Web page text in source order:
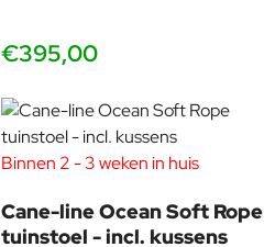
€395,00
Binnen 2 - 3 weken in huis
Cane-line Ocean Soft Rope
tuinstoel - incl. kussens